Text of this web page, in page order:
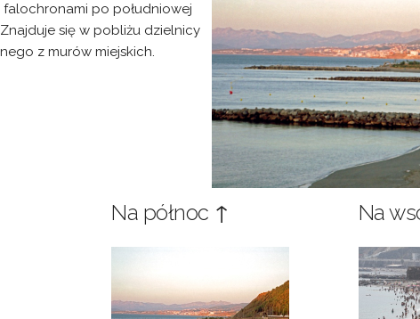
po południowej
się w pobliżu dzielnicy
z murów miejskich.
Na północ ↑ Na